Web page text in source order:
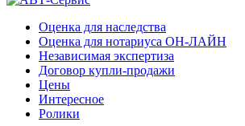
Оценка для наследства
Оценка для нотариуса ОН-ЛАЙН
Независимая экспертиза
Договор купли-продажи
Цены
Интересное
Ролики